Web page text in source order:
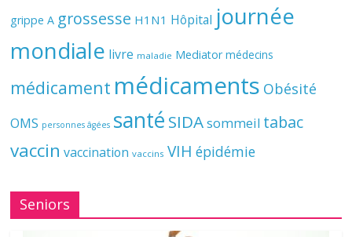
grippe A grossesse H1N1 Hôpital journée
mondiale livre maladie Mediator médecins
médicament médicaments Obésité
OMS personnes âgées santé SIDAsommeil tabac
vaccin vaccination vaccins VIH épidémie
Seniors